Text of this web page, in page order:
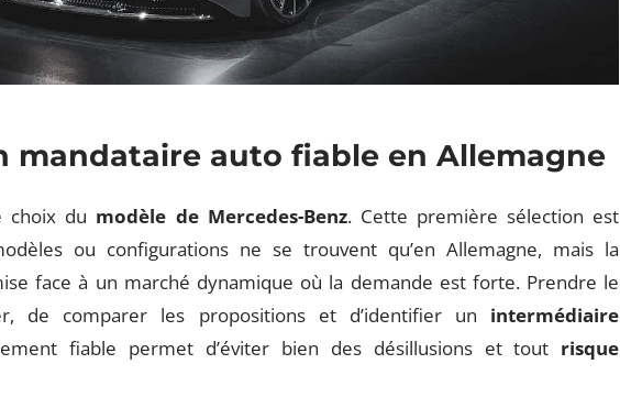
mandataire auto fiable en Allemagne
choix du modèle de Mercedes-Benz. Cette première sélection est
ou configurations ne se trouvent qu’en Allemagne, mais la
face à un marché dynamique où la demande est forte. Prendre le
de comparer les propositions et d’identifier un intermédiaire
fiable permet d’éviter bien des désillusions et tout risque